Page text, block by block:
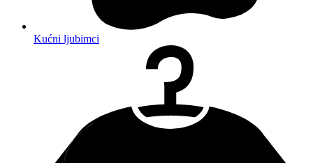
Kućni ljubimci